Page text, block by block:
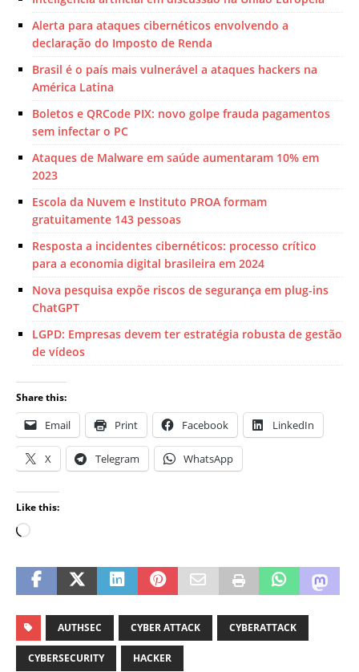
Alerta para ataques cibernéticos envolvendo a
declaração do Imposto de Renda
Brasil é o país mais vulnerável a ataques hackers na
América Latina
Boletos e QRCode PIX: novo golpe frauda pagamentos
sem infectar o PC
Ataques de Malware em saúde aumentaram 10% em
2023
Escola da Nuvem e Instituto PROA formam
gratuitamente 143 pessoas
Resposta a incidentes cibernéticos: processo crítico
para a economia digital brasileira em 2024
Nova pesquisa expõe riscos de segurança em plug-ins
ChatGPT
LGPD: Empresas devem ter estratégia robusta de gestão
de vídeos
Share this:
Email Print Facebook LinkedIn
X Telegram WhatsApp
Like this:
AUTHSEC CYBER ATTACK CYBERATTACK
CYBERSECURITY HACKER